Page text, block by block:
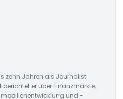
zehn Jahren als Journalist
er über Finanzmärkte,
und -